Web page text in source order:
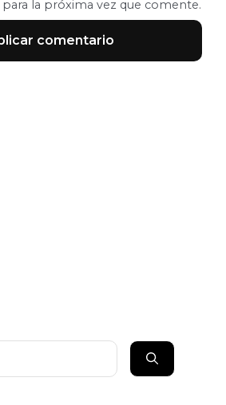
la próxima vez que comente.